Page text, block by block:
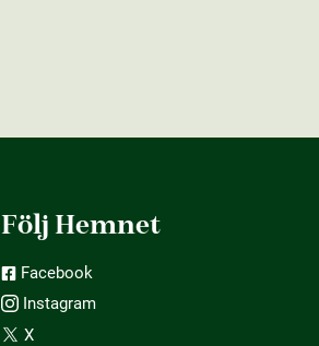
Följ Hemnet
Facebook
Instagram
X